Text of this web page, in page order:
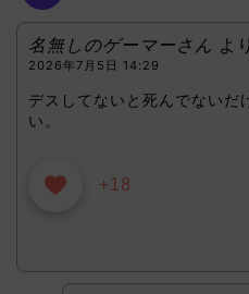
名無しのゲーマーさん よ
2026年7月5日 14:29
デスしてないと死んでないだ
い。
+18